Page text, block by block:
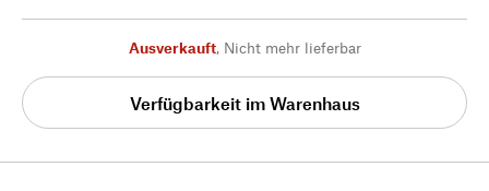
Ausverkauft, Nicht mehr lieferbar
Verfügbarkeit im Warenhaus